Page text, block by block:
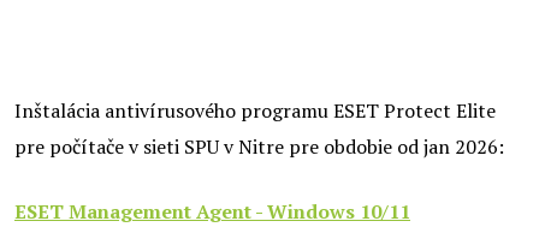
Inštalácia antivírusového programu ESET Protect Elite
pre počítače v sieti SPU v Nitre pre obdobie od jan 2026:
ESET Management Agent - Windows 10/11